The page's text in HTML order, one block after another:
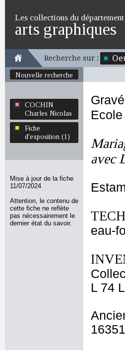
Les collections du département
arts graphiques
Recherche sur :
Nouvelle recherche
COCHIN
Charles Nicolas
Fiche
d'exposition (1)
Mise à jour de la fiche
11/07/2024
Attention, le contenu de
cette fiche ne reflète
pas nécessairement le
dernier état du savoir.
avec
eau-
L 74